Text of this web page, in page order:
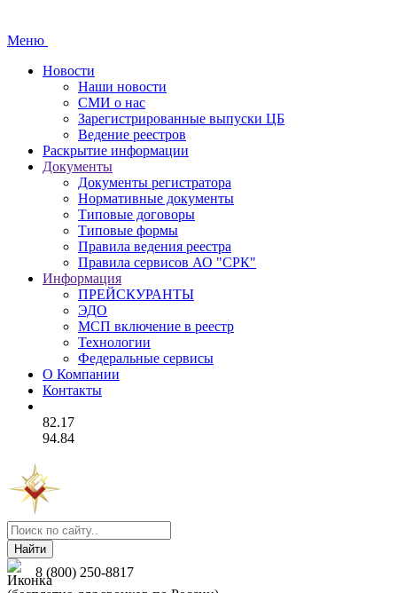
Меню
Новости
Наши новости
СМИ о нас
Зарегистрированные выпуски ЦБ
Ведение реестров
Раскрытие информации
Документы
Документы регистратора
Нормативные документы
Типовые договоры
Типовые формы
Правила ведения реестра
Правила сервисов АО "СРК"
Информация
ПРЕЙСКУРАНТЫ
ЭДО
МСП включение в реестр
Технологии
Федеральные сервисы
О Компании
Контакты
82.17
94.84
Найти
8 (800) 250-8817